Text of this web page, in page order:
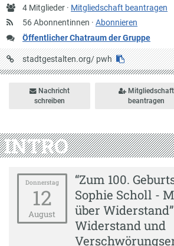
Anzahl
Mitglieder
4 Mitglieder · Mitgliedschaft beantragen
56 Abonnentinnen ·Abonnieren
Öffentlicher Chatraum der Gruppe
URL
auf
stadtgestalten.org/ pwh
Nachricht
schreiben
Mitgliedschaft
beantragen
INTRO
Donnerstag
12
August
“Zum 100.
Sophie Scholl -
über
Widerstand und